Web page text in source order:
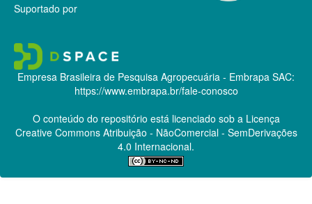
Suportado por
Empresa Brasileira de Pesquisa Agropecuária - Embrapa SAC:
https://www.embrapa.br/fale-conosco
O conteúdo do repositório está licenciado sob a Licença
Creative CommonsAtribuição - NãoComercial - SemDerivações
4.0 Internacional.